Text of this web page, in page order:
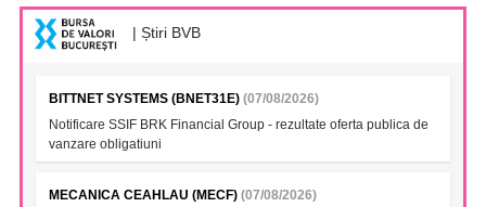
| Știri BVB
BITTNET SYSTEMS (BNET31E) (07/08/2026)
Notificare SSIF BRK Financial Group - rezultate oferta publica de
vanzare obligatiuni
MECANICA CEAHLAU (MECF) (07/08/2026)